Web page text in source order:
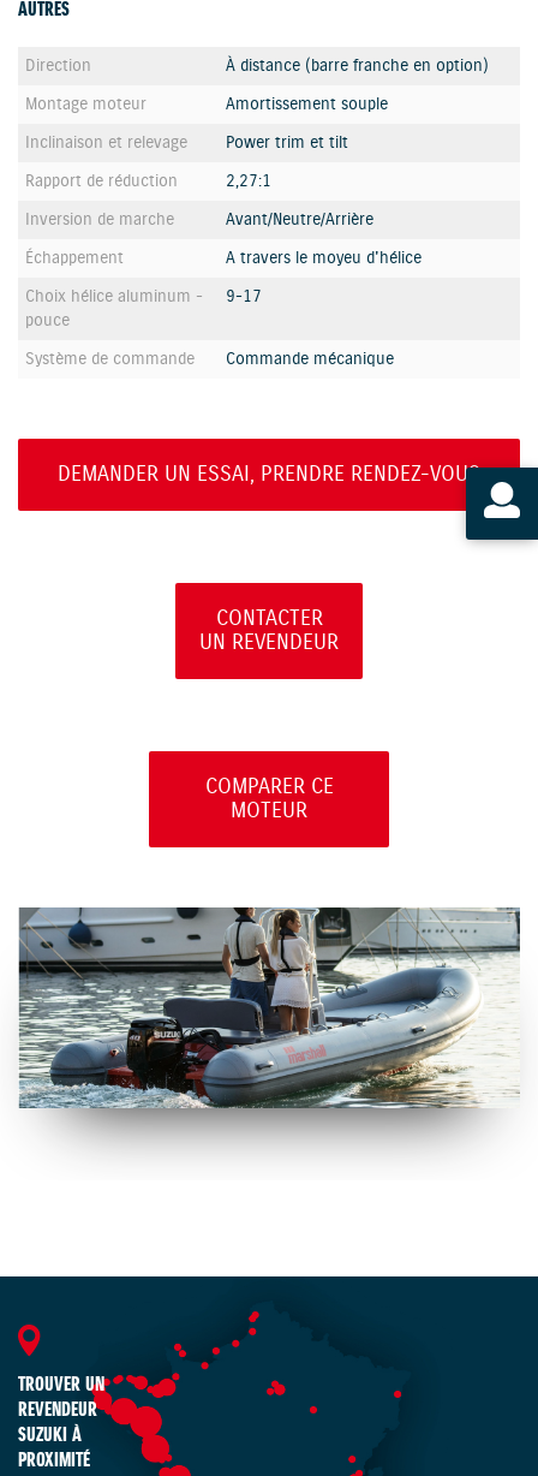
AUTRES
Direction
À distance (barre franche en option)
Montage moteur
Amortissement souple
Inclinaison et relevage
Power trim et tilt
Rapport de réduction
2,27:1
Inversion de marche
Avant/Neutre/Arrière
Échappement
A travers le moyeu d'hélice
Choix hélice aluminum -
pouce
9-17
Système de commande Commande mécanique
DEMANDER UN ESSAI, PRENDRE RENDEZ-VOUS
CONTACTER
UN REVENDEUR
COMPARER CE
MOTEUR
TROUVER UN
REVENDEUR
SUZUKI À
PROXIMITÉ